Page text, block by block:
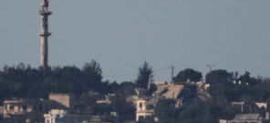
PODCAST
NEWSLETTER